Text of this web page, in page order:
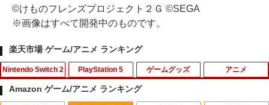
©けものフレンズプロジェクト２Ｇ ©SEGA
※画像はすべて開発中のものです。
楽天市場 ゲーム/アニメ ランキング
Nintendo Switch 2 PlayStation 5 ゲームグッズ アニメ
Amazon ゲーム/アニメ ランキング